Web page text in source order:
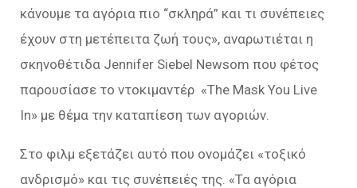
κάνουμε τα αγόρια πιο “σκληρά” και τι συνέπειες
έχουν στη μετέπειτα ζωή τους», αναρωτιέται η
σκηνοθέτιδα Jennifer Siebel Newsom που φέτος
παρουσίασε το ντοκιμαντέρ «The Mask You Live
In» με θέμα την καταπίεση των αγοριών.
Στο φιλμ εξετάζει αυτό που ονομάζει «τοξικό
ανδρισμό» και τις συνέπειές της. «Τα αγόρια